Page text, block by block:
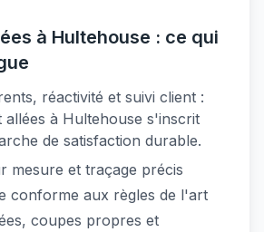
à Hultehouse : ce qui
réactivité et suivi client :
allées à Hultehouse s'inscrit
de satisfaction durable.
mesure et traçage précis
conforme aux règles de l'art
coupes propres et